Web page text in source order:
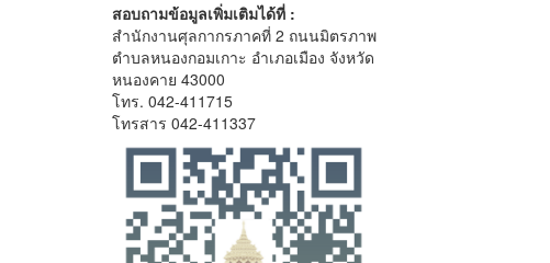
สอบถามข้อมูลเพิ่มเติมได้ที่ :
สำนักงานศุลกากรภาคที่ 2 ถนนมิตรภาพ
ตำบลหนองกอมเกาะ อำเภอเมือง จังหวัด
หนองคาย 43000
โทร. 042-411715
โทรสาร 042-411337